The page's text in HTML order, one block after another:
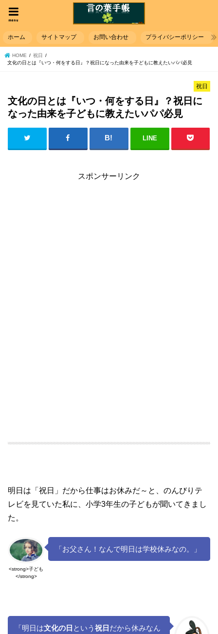
menu
ホーム サイトマップ お問い合わせ プライバシーポリシー
HOME
祝日
文化の日とは『いつ・何をする日』？祝日になった由来を子どもに教えたいパパ必見
祝日
文化の日とは『いつ・何をする日』？祝日に
なった由来を子どもに教えたいパパ必見
LINE
スポンサーリンク
明日は「祝日」だから仕事はお休みだ～と、のんびりテ
レビを見ていた私に、小学3年生の子どもが聞いてきまし
た。
<strong>子ども
</strong>
「お父さん！なんで明日は学校休みなの。」
「明日は文化の日 という 祝日 だから休みなん